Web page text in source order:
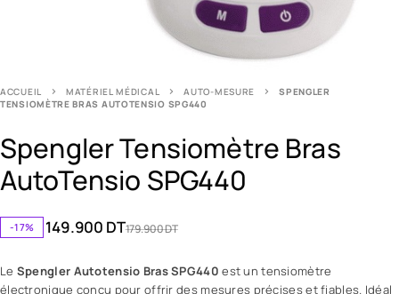
ACCUEIL MATÉRIEL MÉDICAL AUTO-MESURE
SPENGLER
TENSIOMÈTRE BRAS AUTOTENSIO SPG440
Spengler Tensiomètre Bras
AutoTensio SPG440
-17% 179.900DT
149.900 DT
Le Spengler Autotensio Bras SPG440 est un tensiomètre
électronique conçu pour offrir des mesures précises et fiables. Idéal